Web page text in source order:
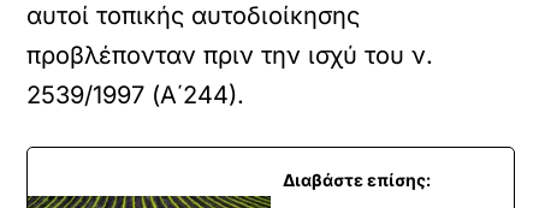
αυτοί τοπικής αυτοδιοίκησης
προβλέπονταν πριν την ισχύ του ν.
2539/1997 (Α΄244).
Διαβάστε επίσης: